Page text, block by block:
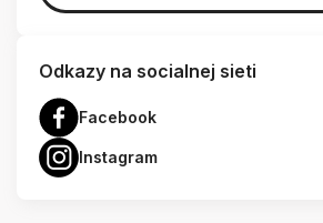
Odkazy na socialnej sieti
Facebook
Instagram